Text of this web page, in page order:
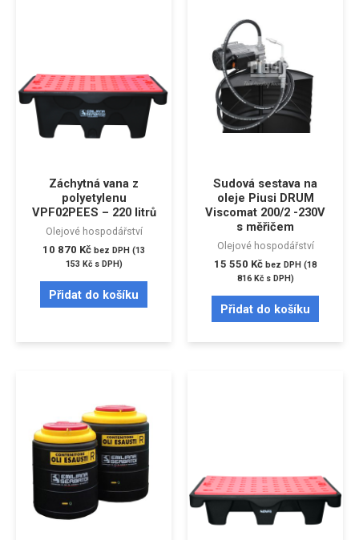
Záchytná vana z
polyetylenu
VPF02PEES – 220 litrů
Olejové hospodářství
10 870 Kč bez DPH (13
153 Kčs DPH)
Přidat do košíku
Sudová sestava na
oleje Piusi DRUM
Viscomat 200/2 -230V
s měřičem
Olejové hospodářství
15 550 Kč bez DPH (18
816 Kčs DPH)
Přidat do košíku